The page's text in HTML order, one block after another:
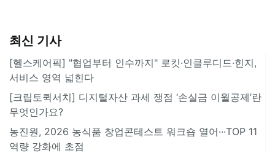
최신 기사
[헬스케어픽] "협업부터 인수까지" 로킷·인클루디드·힌지,
서비스 영역 넓힌다
[크립토퀵서치] 디지털자산 과세 쟁점 ‘손실금 이월공제’란
무엇인가요?
농진원, 2026 농식품 창업콘테스트 워크숍 열어···TOP 11
역량 강화에 초점